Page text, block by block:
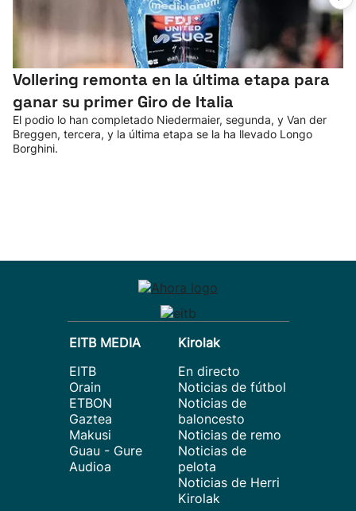
Vollering remonta en la última etapa para
ganar su primer Giro de Italia
El podio lo han completado Niedermaier, segunda, y Van der
Breggen, tercera, y la última etapa se la ha llevado Longo
Borghini.
EITB MEDIA
EITB
Orain
ETBON
Gaztea
Makusi
Guau - Gure
Audioa
Kirolak
En directo
Noticias de fútbol
Noticias de
baloncesto
Noticias de remo
Noticias de
pelota
Noticias de Herri
Kirolak